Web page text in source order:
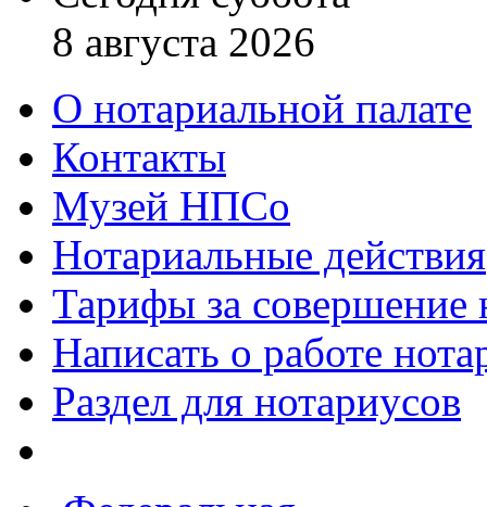
8 августа 2026
О нотариальной палате
Контакты
Музей НПСо
Нотариальные действия
Тарифы за совершение
Написать о работе
Раздел для нотариусов